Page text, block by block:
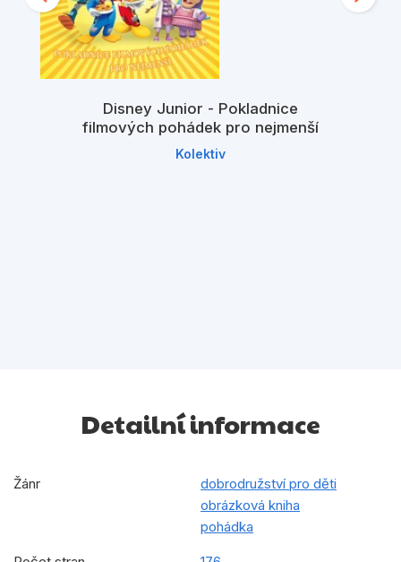
Disney Junior - Pokladnice
filmových pohádek pro nejmenší
Kolektiv
Detailní informace
Žánr
dobrodružství pro děti
obrázková kniha
pohádka